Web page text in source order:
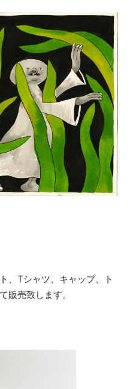
、Tシャツ、キャップ、ト
販売致します。